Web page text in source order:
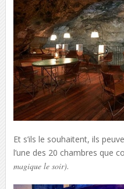
Et s’ils le souhaitent, ils
l’une des 20 chambres que
magique le soir).